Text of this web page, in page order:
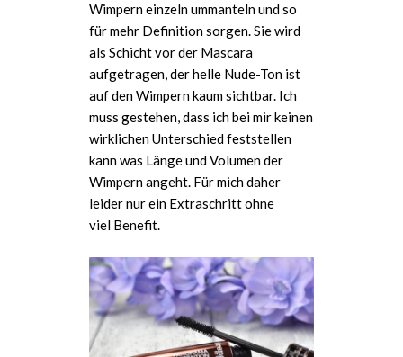
Wimpern einzeln ummanteln und so
für mehr Definition sorgen. Sie wird
als Schicht vor der Mascara
aufgetragen, der helle Nude-Ton ist
auf den Wimpern kaum sichtbar. Ich
muss gestehen, dass ich bei mir keinen
wirklichen Unterschied feststellen
kann was Länge und Volumen der
Wimpern angeht. Für mich daher
leider nur ein Extraschritt ohne
viel Benefit.